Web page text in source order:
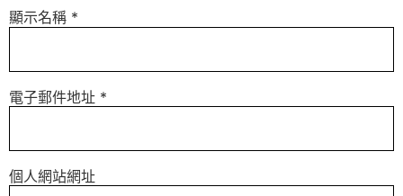
顯示名稱 *
電子郵件地址 *
個人網站網址